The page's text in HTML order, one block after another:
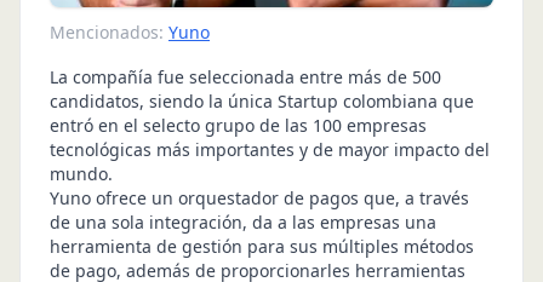
Mencionados: Yuno
La compañía fue seleccionada entre más de 500
candidatos, siendo la única Startup colombiana que
entró en el selecto grupo de las 100 empresas
tecnológicas más importantes y de mayor impacto del
mundo.
Yuno ofrece un orquestador de pagos que, a través
de una sola integración, da a las empresas una
herramienta de gestión para sus múltiples métodos
de pago, además de proporcionarles herramientas